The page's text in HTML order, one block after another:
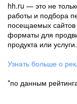
hh.ru — это не
работы и подбора
посещаемых
форматы для
продукта или услуги.
Узнать больше о
*по данным